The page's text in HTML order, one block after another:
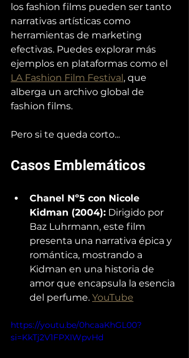
los fashion films pueden ser tanto
narrativas artísticas como
herramientas de marketing
efectivas. Puedes explorar más
ejemplos en plataformas como el
LA Fashion Film Festival, que
alberga un archivo global de
fashion films.
Pero si te queda corto...
Casos Emblemáticos
Chanel Nº5 con Nicole
Kidman (2004): Dirigido por
Baz Luhrmann, este film
presenta una narrativa épica y
romántica, mostrando a
Kidman en una historia de
amor que encapsula la esencia
del perfume. YouTube
https://youtu.be/0hcaaKhGL00?
si=KkTj2V1FPXIWpvHd